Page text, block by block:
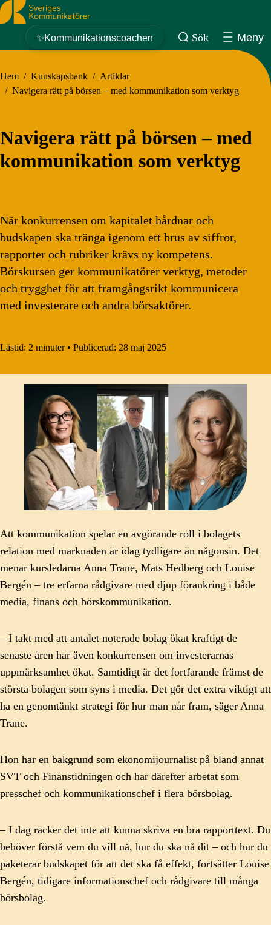
Sveriges Kommunikatörer
✨Kommunikationscoachen Sök Meny
Hem / Kunskapsbank / Artiklar
/ Navigera rätt på börsen – med kommunikation som verktyg
Navigera rätt på börsen – med
kommunikation som verktyg
När konkurrensen om kapitalet hårdnar och
budskapen ska tränga igenom ett brus av siffror,
rapporter och rubriker krävs ny kompetens.
Börskursen ger kommunikatörer verktyg, metoder
och trygghet för att framgångsrikt kommunicera
med investerare och andra börsaktörer.
Lästid: 2 minuter • Publicerad: 28 maj 2025
Att kommunikation spelar en avgörande roll i bolagets
relation med marknaden är idag tydligare än någonsin. Det
menar kursledarna Anna Trane, Mats Hedberg och Louise
Bergén – tre erfarna rådgivare med djup förankring i både
media, finans och börskommunikation.
– I takt med att antalet noterade bolag ökat kraftigt de
senaste åren har även konkurrensen om investerarnas
uppmärksamhet ökat. Samtidigt är det fortfarande främst de
största bolagen som syns i media. Det gör det extra viktigt att
ha en genomtänkt strategi för hur man når fram, säger Anna
Trane.
Hon har en bakgrund som ekonomijournalist på bland annat
SVT och Finanstidningen och har därefter arbetat som
presschef och kommunikationschef i flera börsbolag.
– I dag räcker det inte att kunna skriva en bra rapporttext. Du
behöver förstå vem du vill nå, hur du ska nå dit – och hur du
paketerar budskapet för att det ska få effekt, fortsätter Louise
Bergén, tidigare informationschef och rådgivare till många
börsbolag.